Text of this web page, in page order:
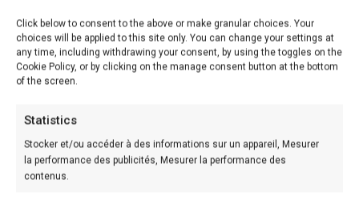
Click below to consent to the above or make granular choices. Your
choices will be applied to this site only. You can change your settings at
any time, including withdrawing your consent, by using the toggles on the
Cookie Policy, or by clicking on the manage consent button at the bottom
of the screen.
Statistics
Stocker et/ou accéder à des informations sur un appareil, Mesurer
la performance des publicités, Mesurer la performance des
contenus.
Idéale pour une cuisson parfaite de la viande, qui sera